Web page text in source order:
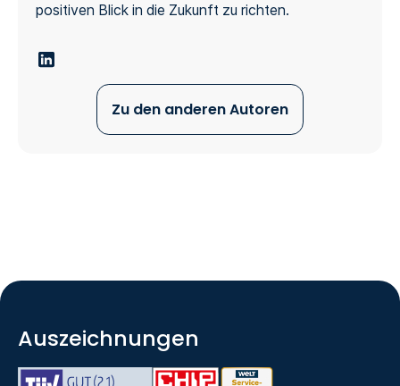
positiven Blick in die Zukunft zu richten.
Zu den anderen Autoren
Auszeichnungen